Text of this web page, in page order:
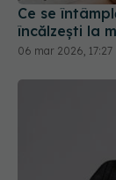
06 mar 2026, 17:27